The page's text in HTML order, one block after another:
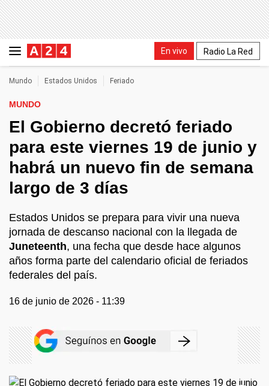
En vivo Radio La Red
Mundo Estados Unidos Feriado
MUNDO
El Gobierno decretó feriado
para este viernes 19 de junio y
habrá un nuevo fin de semana
largo de 3 días
Estados Unidos se prepara para vivir una nueva
jornada de descanso nacional con la llegada de
Juneteenth, una fecha que desde hace algunos
años forma parte del calendario oficial de feriados
federales del país.
16 de junio de 2026 - 11:39